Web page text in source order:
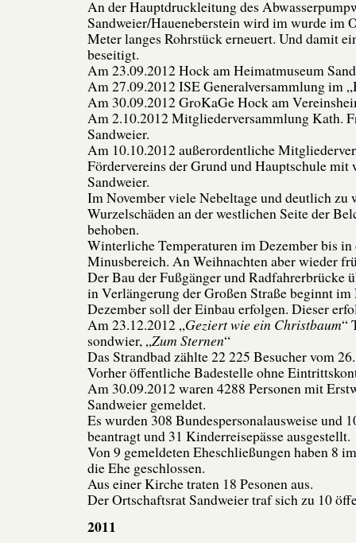
An der Hauptdruckleitung des
Sandweier/Haueneberstein wird im wurde im
Meter langes Rohrstück erneuert. Und damit
beseitigt.
Am 23.09.2012 Hock am Heimatmuseum
Am 27.09.2012 ISE Generalversammlung im
Am 30.09.2012 GroKaGe Hock am
Am 2.10.2012 Mitgliederversammlung Kath.
Sandweier.
Am 10.10.2012 außerordentliche
Fördervereins der Grund und Hauptschule mit
Sandweier.
Im November viele Nebeltage und deutlich zu
Wurzelschäden an der westlichen Seite der
behoben.
Winterliche Temperaturen im Dezember bis
Minusbereich. An Weihnachten aber wieder
Der Bau der Fußgänger und Radfahrerbrücke
in Verlängerung der Großen Straße beginnt im
Dezember soll der Einbau erfolgen. Dieser
Am 23.12.2012 „Geziert wie ein Christbaum“
sondwier, „Zum Sternen“
Das Strandbad zählte 22 225 Besucher vom
Vorher öffentliche Badestelle ohne
Am 30.09.2012 waren 4288 Personen mit
Sandweier gemeldet.
Es wurden 308 Bundespersonalausweise und
beantragt und 31 Kinderreisepässe ausgestellt.
Von 9 gemeldeten Eheschließungen haben 8
die Ehe geschlossen.
Aus einer Kirche traten 18 Pesonen aus.
Der Ortschaftsrat Sandweier traf sich zu 10
2011